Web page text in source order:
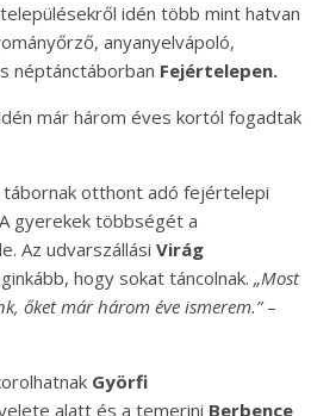
idén több mint hatvan
anyanyelvápoló,
néptánctáborban Fejértelepen.
már három éves kortól fogadtak
otthont adó fejértelepi
gyerekek többségét a
Az udvarszállási Virág
hogy sokat táncolnak. „Most
őket már három éve ismerem.”–
Györfi
alatt és a temerini Berbence